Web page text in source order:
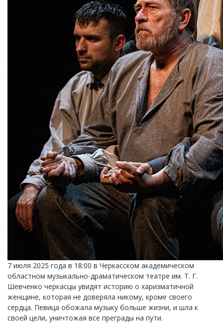
7 июля 2025 года в 18:00 в Черкасском академическом
областном музыкально-драматическом театре им. Т. Г.
Шевченко черкасцы увидят историю о харизматичной
женщине, которая не доверяла никому, кроме своего
сердца. Певица обожала музыку больше жизни, и шла к
своей цели, уничтожая все преграды на пути.